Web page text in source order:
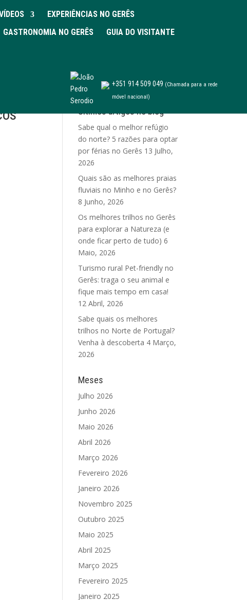
EXPERIÊNCIAS NO GERÊS
GASTRONOMIA NO GERÊS
GUIA DO VISITANTE
+351 914 509 049 (Chamada para a rede
móvel nacional)
Últimos artigos no blog
Sabe qual o melhor refúgio
do norte? 5 razões para optar
por férias no Gerês 13 Julho,
2026
Quais são as melhores praias
fluviais no Minho e no Gerês?
8 Junho, 2026
Os melhores trilhos no Gerês
para explorar a Natureza (e
onde ficar perto de tudo) 6
Maio, 2026
Turismo rural Pet-friendly no
Gerês: traga o seu animal e
fique mais tempo em casa!
12 Abril, 2026
Sabe quais os melhores
trilhos no Norte de Portugal?
Venha à descoberta 4 Março,
2026
Meses
Julho 2026
Junho 2026
Maio 2026
Abril 2026
Março 2026
Fevereiro 2026
Janeiro 2026
Novembro 2025
Outubro 2025
Maio 2025
Abril 2025
Março 2025
Fevereiro 2025
Janeiro 2025